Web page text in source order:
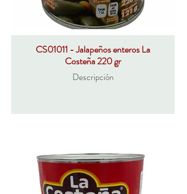
CS01011 - Jalapeños enteros La
Costeña 220 gr
Descripción